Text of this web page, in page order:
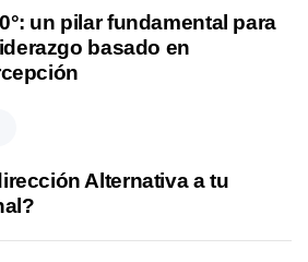
un pilar fundamental para
basado en
Alternativa a tu